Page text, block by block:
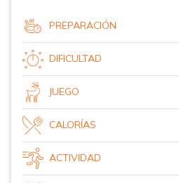
PREPARACIÓN
DIFICULTAD
JUEGO
CALORÍAS
ACTIVIDAD